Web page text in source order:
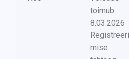
toimub:
8.03.2026
Registreeri
mise